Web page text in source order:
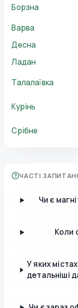
Борзна
Варва
Десна
Ладан
Талалаївка
Курінь
Срібне
ЧАСТІ
Чи є
Коли
У яких
детальніші